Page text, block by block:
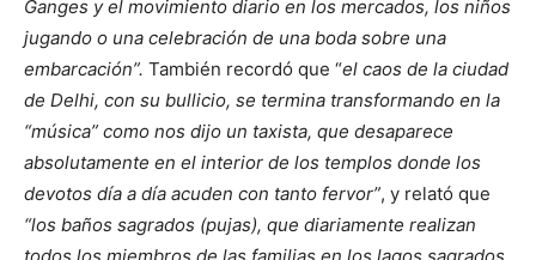
Ganges y el movimiento diario en los mercados, los niños
jugando o una celebración de una boda sobre una
embarcación”. También recordó que “el caos de la ciudad
de Delhi, con su bullicio, se termina transformando en la
“música” como nos dijo un taxista, que desaparece
absolutamente en el interior de los templos donde los
devotos día a día acuden con tanto fervor”, y relató que
“los baños sagrados (pujas), que diariamente realizan